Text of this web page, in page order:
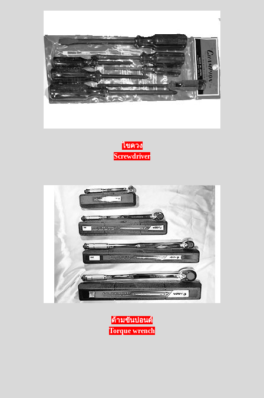
ไขควง
Screwdriver
ด้ามขันปอนด์
Torque wrench